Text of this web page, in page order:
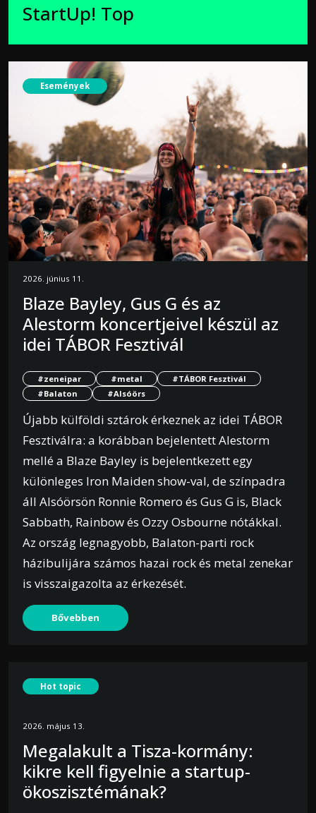
StartUp! Top
Események
2026. június 11.
Blaze Bayley, Gus G és az
Alestorm koncertjeivel készül az
idei TÁBOR Fesztivál
#zeneipar #metal
#TÁBOR Fesztivál
#Balaton
#Alsóörs
Újabb külföldi sztárok érkeznek az idei TÁBOR
Fesztiválra: a korábban bejelentett Alestorm
mellé a Blaze Bayley is bejelentkezett egy
különleges Iron Maiden show-val, de színpadra
áll Alsóörsön Ronnie Romero és Gus G is, Black
Sabbath, Rainbow és Ozzy Osbourne nótákkal.
Az ország legnagyobb, Balaton-parti rock
házibulijára számos hazai rock és metal zenekar
is visszaigazolta az érkezését.
Bővebben
Hot topic
2026. május 13.
Megalakult a Tisza-kormány:
kikre kell figyelnie a startup-
ökoszisztémának?